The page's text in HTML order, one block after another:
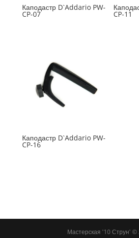
Каподастр D`Addario PW-
CP-07 CP-11
Каподастр D`Addario PW-
CP-16
Мастерская '10 Струн' ©